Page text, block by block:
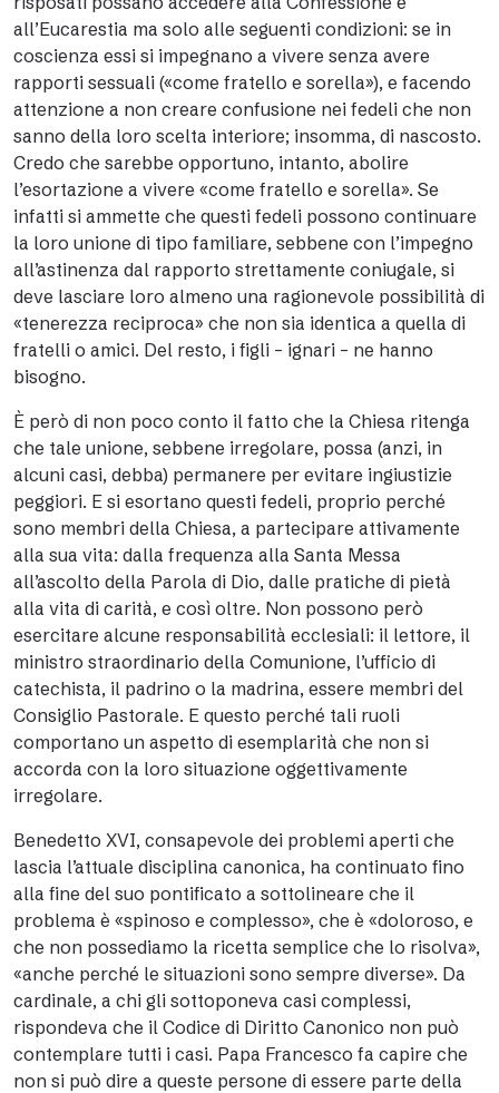
all’Eucarestia ma solo alle seguenti condizioni: se in
coscienza essi si impegnano a vivere senza avere
rapporti sessuali («come fratello e sorella»), e facendo
attenzione a non creare confusione nei fedeli che non
sanno della loro scelta interiore; insomma, di nascosto.
Credo che sarebbe opportuno, intanto, abolire
l’esortazione a vivere «come fratello e sorella». Se
infatti si ammette che questi fedeli possono continuare
la loro unione di tipo familiare, sebbene con l’impegno
all’astinenza dal rapporto strettamente coniugale, si
deve lasciare loro almeno una ragionevole possibilità di
«tenerezza reciproca» che non sia identica a quella di
fratelli o amici. Del resto, i figli – ignari – ne hanno
bisogno.
È però di non poco conto il fatto che la Chiesa ritenga
che tale unione, sebbene irregolare, possa (anzi, in
alcuni casi, debba) permanere per evitare ingiustizie
peggiori. E si esortano questi fedeli, proprio perché
sono membri della Chiesa, a partecipare attivamente
alla sua vita: dalla frequenza alla Santa Messa
all’ascolto della Parola di Dio, dalle pratiche di pietà
alla vita di carità, e così oltre. Non possono però
esercitare alcune responsabilità ecclesiali: il lettore, il
ministro straordinario della Comunione, l’ufficio di
catechista, il padrino o la madrina, essere membri del
Consiglio Pastorale. E questo perché tali ruoli
comportano un aspetto di esemplarità che non si
accorda con la loro situazione oggettivamente
irregolare.
Benedetto XVI, consapevole dei problemi aperti che
lascia l’attuale disciplina canonica, ha continuato fino
alla fine del suo pontificato a sottolineare che il
problema è «spinoso e complesso», che è «doloroso, e
che non possediamo la ricetta semplice che lo risolva»,
«anche perché le situazioni sono sempre diverse». Da
cardinale, a chi gli sottoponeva casi complessi,
rispondeva che il Codice di Diritto Canonico non può
contemplare tutti i casi. Papa Francesco fa capire che
non si può dire a queste persone di essere parte della